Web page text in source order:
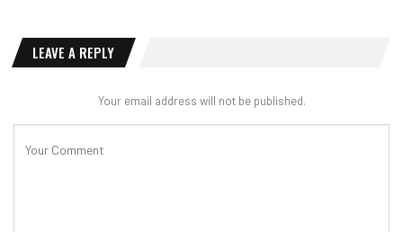
LEAVE A REPLY
Your email address will not be published.